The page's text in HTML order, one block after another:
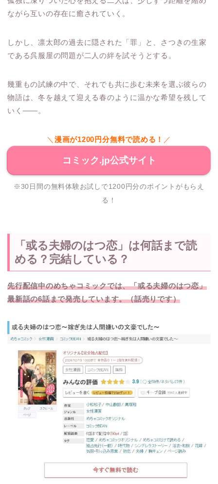
ながら互いの存在に癒されていく。
しかし、凛太郎の過去に隠された「罪」と、さつきの生家
である呉服屋の問題が二人の絆を試そうとする。
幾重もの試練の中で、それでも共に歩む未来を選ぶ彼らの
物語は、冬を越えて迎える春のように温かな希望を残して
いく――。
＼ 漫画が1200円分無料で読める！ ／
コミック.jp公式サイト
※30日間の無料体験お試しで1200円分のポイントがもらえ
る！
「或る夫婦のはつ恋」は何話まで読
める？完結している？
先行配信中のめちゃコミックでは、「或る夫婦のはつ恋」
最新話の6話まで発売しています。（話売りです）